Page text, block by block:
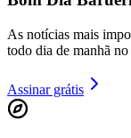
As notícias mais
todo dia de manhã
Assinar grátis